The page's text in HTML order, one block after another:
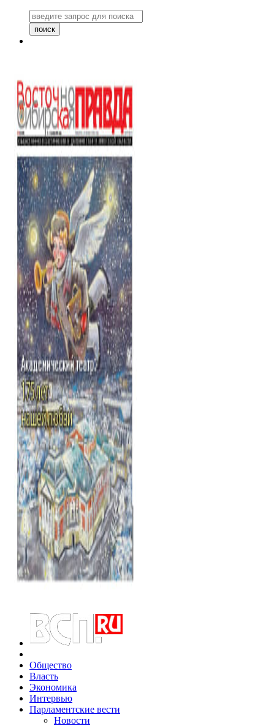
Общество
Власть
Экономика
Интервью
Парламентские вести
Новости